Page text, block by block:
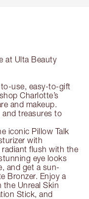
at Ulta Beauty
use, easy-to-gift
Charlotte’s
and makeup.
and treasures to
iconic Pillow Talk
with
radiant flush with the
eye looks
and get a sun-
Bronzer. Enjoy a
the Unreal Skin
Stick, and